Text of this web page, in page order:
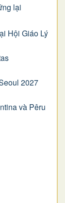
lại
Hội Giáo Lý
2027
và Pêru